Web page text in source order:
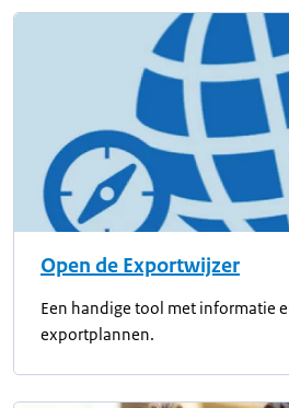
Open de Exportwijzer
Een handige tool met informatie
exportplannen.